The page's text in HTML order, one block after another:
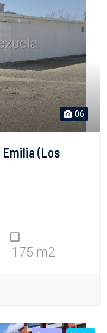
06
Emilia (Los
175 m2